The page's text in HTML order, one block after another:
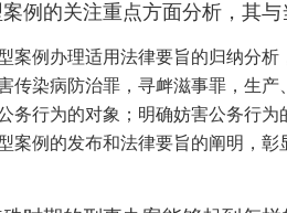
例的关注重点方面分析，其
案例办理适用法律要旨的归纳分
传染病防治罪，寻衅滋事罪，生
务行为的对象；明确妨害公务行
案例的发布和法律要旨的阐明，